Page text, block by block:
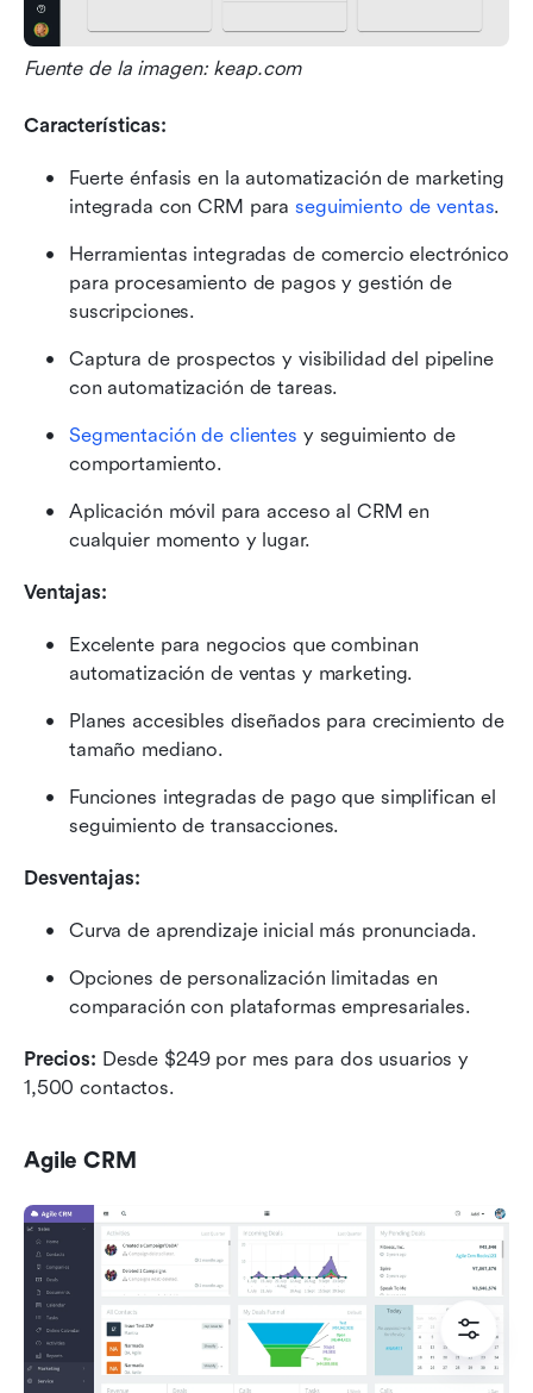
Fuente de la imagen: keap.com
Características:
Fuerte énfasis en la automatización de marketing
integrada con CRM para seguimiento de ventas.
Herramientas integradas de comercio electrónico
para procesamiento de pagos y gestión de
suscripciones.
Captura de prospectos y visibilidad del pipeline
con automatización de tareas.
Segmentación de clientes y seguimiento de
comportamiento.
Aplicación móvil para acceso al CRM en
cualquier momento y lugar.
Ventajas:
Excelente para negocios que combinan
automatización de ventas y marketing.
Planes accesibles diseñados para crecimiento de
tamaño mediano.
Funciones integradas de pago que simplifican el
seguimiento de transacciones.
Desventajas:
Curva de aprendizaje inicial más pronunciada.
Opciones de personalización limitadas en
comparación con plataformas empresariales.
Precios: Desde $249 por mes para dos usuarios y
1,500 contactos.
Agile CRM